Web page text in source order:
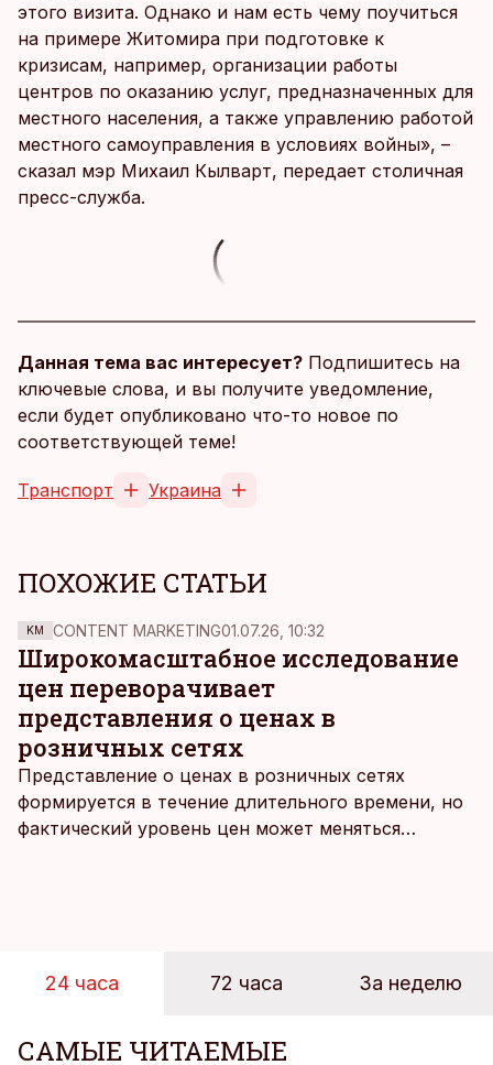
этого визита. Однако и нам есть чему поучиться
на примере Житомира при подготовке к
кризисам, например, организации работы
центров по оказанию услуг, предназначенных для
местного населения, а также управлению работой
местного самоуправления в условиях войны», –
сказал мэр Михаил Кылварт, передает столичная
пресс-служба.
Данная тема вас интересует? Подпишитесь на
ключевые слова, и вы получите уведомление,
если будет опубликовано что-то новое по
соответствующей теме!
Транспорт Украина
ПОХОЖИЕ СТАТЬИ
KM CONTENT MARKETING01.07.26, 10:32
Широкомасштабное исследование
цен переворачивает
представления о ценах в
розничных сетях
Представление о ценах в розничных сетях
формируется в течение длительного времени, но
фактический уровень цен может меняться
24 часа 72 часа За неделю
САМЫЕ ЧИТАЕМЫЕ